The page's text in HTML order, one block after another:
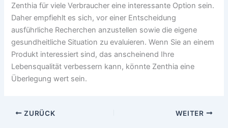
Zenthia für viele Verbraucher eine interessante Option sein.
Daher empfiehlt es sich, vor einer Entscheidung
ausführliche Recherchen anzustellen sowie die eigene
gesundheitliche Situation zu evaluieren. Wenn Sie an einem
Produkt interessiert sind, das anscheinend Ihre
Lebensqualität verbessern kann, könnte Zenthia eine
Überlegung wert sein.
ZURÜCK WEITER